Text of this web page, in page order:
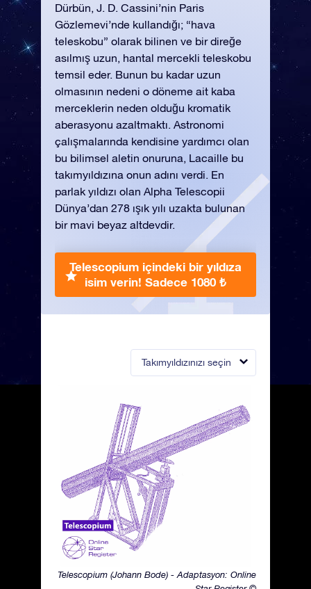
Takımyıldızınızı seçin
Telescopium (Johann Bode) - Adaptasyon: Online
Dürbün, J. D. Cassini’nin Paris
Gözlemevi’nde kullandığı; “hava
teleskobu” olarak bilinen ve bir direğe
asılmış uzun, hantal mercekli teleskobu
temsil eder. Bunun bu kadar uzun
olmasının nedeni o döneme ait kaba
merceklerin neden olduğu kromatik
aberasyonu azaltmaktı. Astronomi
çalışmalarında kendisine yardımcı olan
bu bilimsel aletin onuruna, Lacaille bu
takımyıldızına onun adını verdi. En
parlak yıldızı olan Alpha Telescopii
Dünya’dan 278 ışık yılı uzakta bulunan
bir mavi beyaz altdevdir.
Telescopium içindeki bir yıldıza
isim verin! Sadece 1080 ₺